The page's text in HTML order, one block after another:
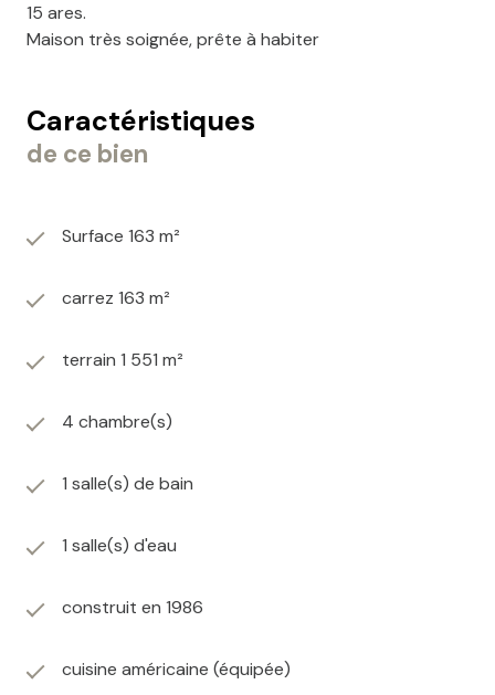
15 ares.
Maison très soignée, prête à habiter
Caractéristiques
de ce bien
Surface 163 m²
carrez 163 m²
terrain 1 551 m²
4 chambre(s)
1 salle(s) de bain
1 salle(s) d'eau
construit en 1986
cuisine américaine (équipée)